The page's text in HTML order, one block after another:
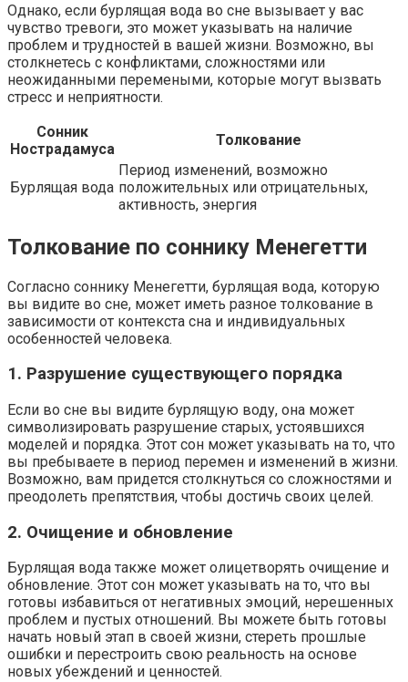
Однако, если бурлящая вода во сне вызывает у вас
чувство тревоги, это может указывать на наличие
проблем и трудностей в вашей жизни. Возможно, вы
столкнетесь с конфликтами, сложностями или
неожиданными перемеными, которые могут вызвать
стресс и неприятности.
Сонник
Нострадамуса
Толкование
Бурлящая вода
Период изменений, возможно
положительных или отрицательных,
активность, энергия
Толкование по соннику Менегетти
Согласно соннику Менегетти, бурлящая вода, которую
вы видите во сне, может иметь разное толкование в
зависимости от контекста сна и индивидуальных
особенностей человека.
1. Разрушение существующего порядка
Если во сне вы видите бурлящую воду, она может
символизировать разрушение старых, устоявшихся
моделей и порядка. Этот сон может указывать на то, что
вы пребываете в период перемен и изменений в жизни.
Возможно, вам придется столкнуться со сложностями и
преодолеть препятствия, чтобы достичь своих целей.
2. Очищение и обновление
Бурлящая вода также может олицетворять очищение и
обновление. Этот сон может указывать на то, что вы
готовы избавиться от негативных эмоций, нерешенных
проблем и пустых отношений. Вы можете быть готовы
начать новый этап в своей жизни, стереть прошлые
ошибки и перестроить свою реальность на основе
новых убеждений и ценностей.